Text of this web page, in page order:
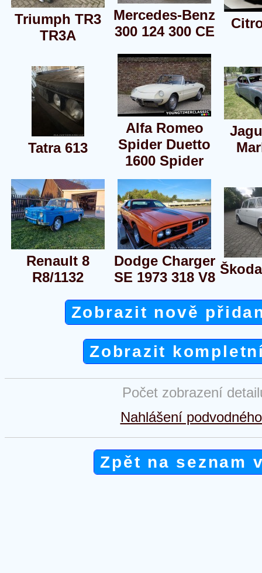
Triumph TR3
TR3A
Mercedes-Benz
300 124 300 CE
Tatra 613
Alfa Romeo
Spider Duetto
1600 Spider
Renault 8
R8/1132
Dodge Charger
SE 1973 318 V8
Zobrazit nově
Zobrazit
Počet zobrazení
Nahlášení
Zpět na seznam